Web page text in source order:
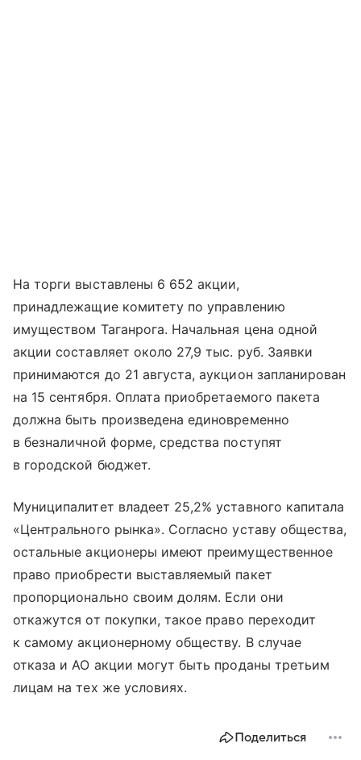
На торги выставлены 6 652 акции,
принадлежащие комитету по управлению
имуществом Таганрога. Начальная цена одной
акции составляет около 27,9 тыс. руб. Заявки
принимаются до 21 августа, аукцион запланирован
на 15 сентября. Оплата приобретаемого пакета
должна быть произведена единовременно
в безналичной форме, средства поступят
в городской бюджет.
Муниципалитет владеет 25,2% уставного капитала
«Центрального рынка». Согласно уставу общества,
остальные акционеры имеют преимущественное
право приобрести выставляемый пакет
пропорционально своим долям. Если они
откажутся от покупки, такое право переходит
к самому акционерному обществу. В случае
отказа и АО акции могут быть проданы третьим
лицам на тех же условиях.
Поделиться